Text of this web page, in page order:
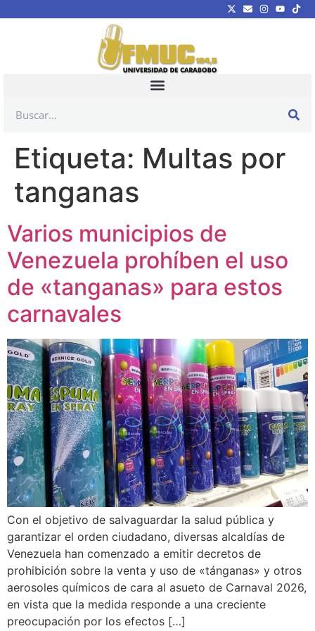
Etiqueta: Multas por
tanganas
Varios municipios de
Venezuela prohíben el uso
de «tanganas» para estos
carnavales
Con el objetivo de salvaguardar la salud pública y
garantizar el orden ciudadano, diversas alcaldías de
Venezuela han comenzado a emitir decretos de
prohibición sobre la venta y uso de «tánganas» y otros
aerosoles químicos de cara al asueto de Carnaval 2026,
en vista que la medida responde a una creciente
preocupación por los efectos […]